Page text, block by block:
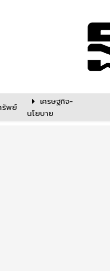
รัพย์
เศรษฐกิจ-
นโยบาย